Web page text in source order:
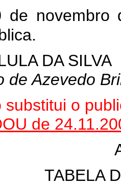
de novembro
DA SILVA
de Azevedo
substitui o
de
TABELA